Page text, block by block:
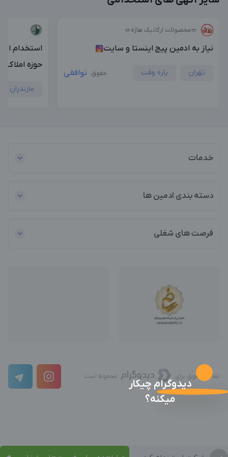
🥗محصولات ارگانیک هاژه🥗
نیاز به ادمین پیج اینستا و سایت
تهران پاره وقت حقوق توافقی
استخدام
حوزه املاک
مازندران
خدمات
دسته بندی ادمین ها
فرصت های شغلی
تمامی حقوق برای محفوظ است
دیدوگرام چیکار
میکنه؟